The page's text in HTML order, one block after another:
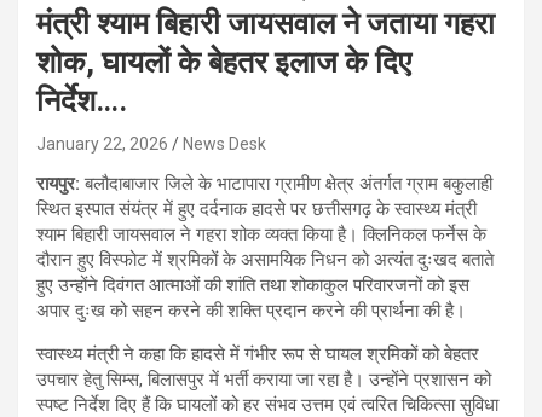
मंत्री श्याम बिहारी जायसवाल ने जताया गहरा
शोक, घायलों के बेहतर इलाज के दिए
निर्देश….
January 22, 2026 News Desk
रायपुर:बलौदाबाजार जिले के भाटापारा ग्रामीण क्षेत्र अंतर्गत ग्राम बकुलाही
स्थित इस्पात संयंत्र में हुए दर्दनाक हादसे पर छत्तीसगढ़ के स्वास्थ्य मंत्री
श्याम बिहारी जायसवाल ने गहरा शोक व्यक्त किया है। क्लिनिकल फर्नेस के
दौरान हुए विस्फोट में श्रमिकों के असामयिक निधन को अत्यंत दुःखद बताते
हुए उन्होंने दिवंगत आत्माओं की शांति तथा शोकाकुल परिवारजनों को इस
अपार दुःख को सहन करने की शक्ति प्रदान करने की प्रार्थना की है।
स्वास्थ्य मंत्री ने कहा कि हादसे में गंभीर रूप से घायल श्रमिकों को बेहतर
उपचार हेतु सिम्स, बिलासपुर में भर्ती कराया जा रहा है। उन्होंने प्रशासन को
स्पष्ट निर्देश दिए हैं कि घायलों को हर संभव उत्तम एवं त्वरित चिकित्सा सुविधा